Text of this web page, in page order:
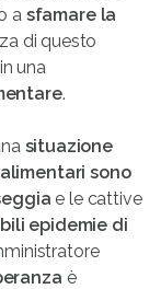
a sfamare la
di questo
una
.
situazione
alimentari sono
e le cattive
epidemie di
è